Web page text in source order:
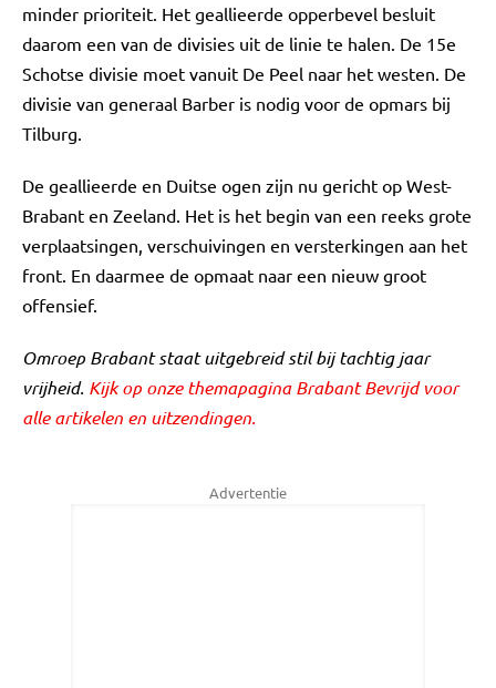
minder prioriteit. Het geallieerde opperbevel besluit
daarom een van de divisies uit de linie te halen. De 15e
Schotse divisie moet vanuit De Peel naar het westen. De
divisie van generaal Barber is nodig voor de opmars bij
Tilburg.
De geallieerde en Duitse ogen zijn nu gericht op West-
Brabant en Zeeland. Het is het begin van een reeks grote
verplaatsingen, verschuivingen en versterkingen aan het
front. En daarmee de opmaat naar een nieuw groot
offensief.
Omroep Brabant staat uitgebreid stil bij tachtig jaar
vrijheid. Kijk op onze themapagina Brabant Bevrijd voor
alle artikelen en uitzendingen.
Advertentie